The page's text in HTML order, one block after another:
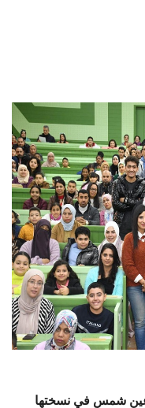
عين شمس في نسختها